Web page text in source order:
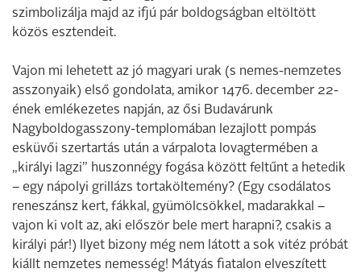
szimbolizálja majd az ifjú pár boldogságban eltöltött
közös esztendeit.
Vajon mi lehetett az jó magyari urak (s nemes-nemzetes
asszonyaik) első gondolata, amikor 1476. december 22-
ének emlékezetes napján, az ősi Budavárunk
Nagyboldogasszony-templomában lezajlott pompás
esküvői szertartás után a várpalota lovagtermében a
„királyi lagzi” huszonnégy fogása között feltűnt a hetedik
– egy nápolyi grillázs tortaköltemény? (Egy csodálatos
reneszánsz kert, fákkal, gyümölcsökkel, madarakkal –
vajon ki volt az, aki először bele mert harapni?, csakis a
királyi pár!) Ilyet bizony még nem látott a sok vitéz próbát
kiállt nemzetes nemesség! Mátyás fiatalon elveszített